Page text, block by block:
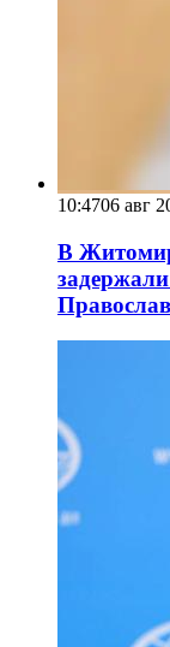
10:4706 авг
В